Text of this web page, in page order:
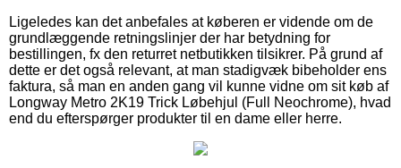
Ligeledes kan det anbefales at køberen er vidende om de
grundlæggende retningslinjer der har betydning for
bestillingen, fx den returret netbutikken tilsikrer. På grund af
dette er det også relevant, at man stadigvæk bibeholder ens
faktura, så man en anden gang vil kunne vidne om sit køb af
Longway Metro 2K19 Trick Løbehjul (Full Neochrome), hvad
end du efterspørger produkter til en dame eller herre.